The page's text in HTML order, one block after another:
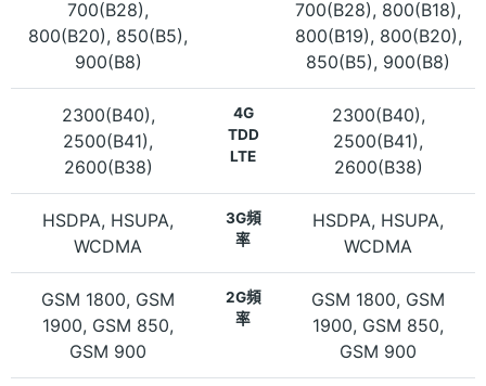
700(B28),
800(B20), 850(B5),
900(B8)
700(B28), 800(B18),
800(B19), 800(B20),
850(B5), 900(B8)
2300(B40),
2500(B41),
2600(B38)
4G
TDD
LTE
2300(B40),
2500(B41),
2600(B38)
HSDPA, HSUPA,
WCDMA
3G頻
率
HSDPA, HSUPA,
WCDMA
GSM 1800, GSM
1900, GSM 850,
GSM 900
2G頻
率
GSM 1800, GSM
1900, GSM 850,
GSM 900